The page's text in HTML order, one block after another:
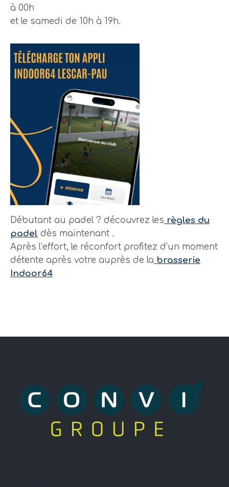
à 00h
et le samedi de 10h à 19h.
Débutant au padel ? découvrez les règles du
padel dès maintenant .
Après l’effort, le réconfort profitez d’un moment
détente après votre auprès de la brasserie
Indoor64